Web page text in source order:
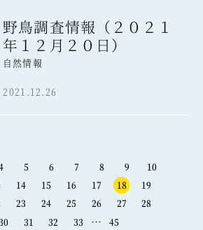
野鳥調査情報（２０２１
年１２月２０日）
自然情報
2021.12.26
5 6 7 8 9
10
14 15 16 17 18
19
23 24 25 26 27
28
31 32 33 … 45